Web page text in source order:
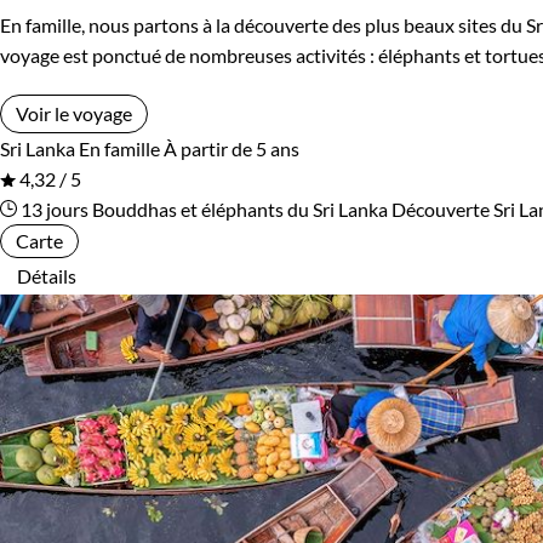
Ouzbekistan Pakistan
Palestine
Pérou Philippines
Pologne Portugal
République tchèque
Rodrigues Roumanie
Rwanda Salvador
Serbie Seychelles
Slovaquie Spitzberg
En famille, nous partons à la découverte des plus beaux sites du
voyage est ponctué de nombreuses activités : éléphants et
Voir le voyage
Sri Lanka En familleÀ partir de 5 ans
4,32 / 5
13 jours Bouddhas et éléphants du Sri Lanka Découverte Sri
Carte
Détails